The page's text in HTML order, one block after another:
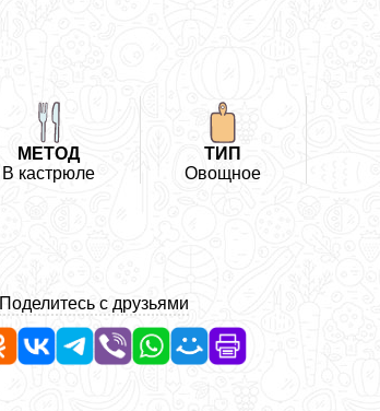
МЕТОД
В кастрюле
ТИП
Овощное
Поделитесь с друзьями